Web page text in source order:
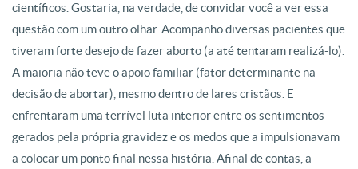
científicos. Gostaria, na verdade, de convidar você a ver essa
questão com um outro olhar. Acompanho diversas pacientes que
tiveram forte desejo de fazer aborto (a até tentaram realizá-lo).
A maioria não teve o apoio familiar (fator determinante na
decisão de abortar), mesmo dentro de lares cristãos. E
enfrentaram uma terrível luta interior entre os sentimentos
gerados pela própria gravidez e os medos que a impulsionavam
a colocar um ponto final nessa história. Afinal de contas, a